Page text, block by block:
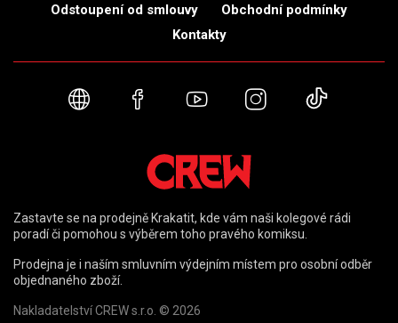
Odstoupení od smlouvy
Obchodní podmínky
Kontakty
Webové stránky
FacebookYouTubeInstagram
Zastavte se na prodejně Krakatit, kde vám naši kolegové rádi
poradí či pomohou s výběrem toho pravého komiksu.
Prodejna je i naším smluvním výdejním místem pro osobní odběr
objednaného zboží.
Nakladatelství CREW s.r.o. © 2026